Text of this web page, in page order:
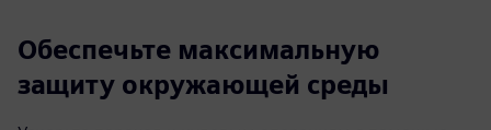
Обеспечьте максимальную
защиту окружающей среды